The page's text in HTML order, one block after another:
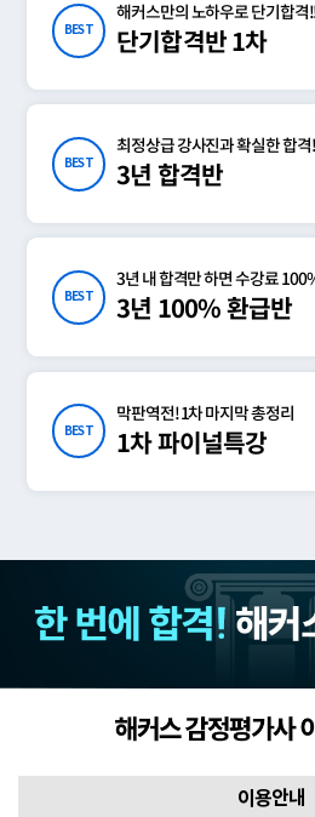
BEST
해커스만의 노하우로 단기합격!!
단기합격반 1차
BEST
최정상급 강사진과 확실한 합격!
3년 합격반
BEST
3년 내 합격만 하면 수강료
3년 100% 환급반
BEST
막판역전! 1차 마지막 총정리
1차 파이널특강
이용안내